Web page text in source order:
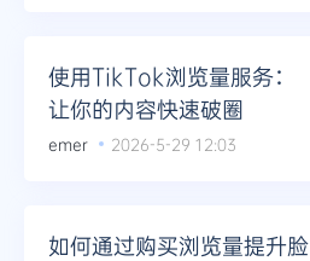
使用TikTok浏览量服务：
让你的内容快速破圈
emer 2026-5-29 12:03
如何通过购买浏览量提升脸